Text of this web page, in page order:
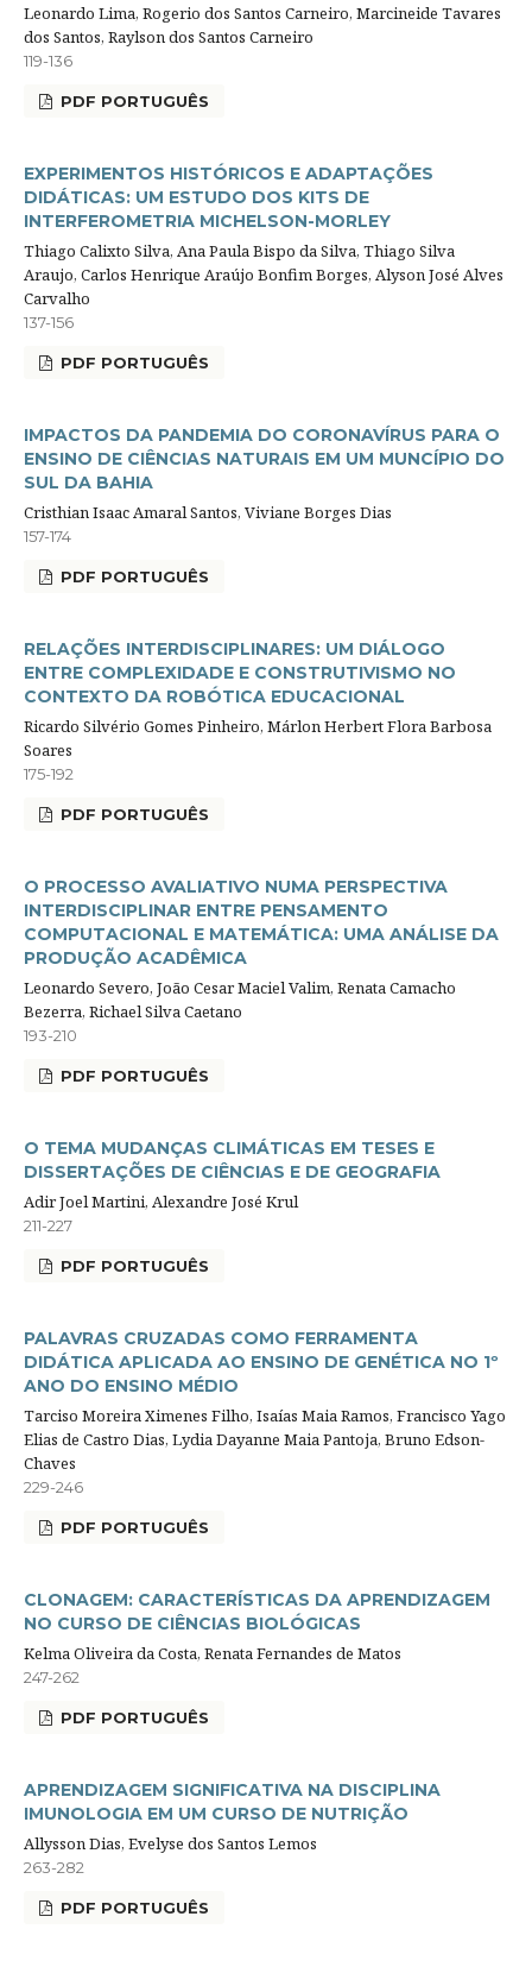
Leonardo Lima, Rogerio dos Santos Carneiro, Marcineide Tavares
dos Santos, Raylson dos Santos Carneiro
119-136
PDF PORTUGUÊS
EXPERIMENTOS HISTÓRICOS E ADAPTAÇÕES
DIDÁTICAS: UM ESTUDO DOS KITS DE
INTERFEROMETRIA MICHELSON-MORLEY
Thiago Calixto Silva, Ana Paula Bispo da Silva, Thiago Silva
Araujo, Carlos Henrique Araújo Bonfim Borges, Alyson José Alves
Carvalho
137-156
PDF PORTUGUÊS
IMPACTOS DA PANDEMIA DO CORONAVÍRUS PARA O
ENSINO DE CIÊNCIAS NATURAIS EM UM MUNCÍPIO DO
SUL DA BAHIA
Cristhian Isaac Amaral Santos, Viviane Borges Dias
157-174
PDF PORTUGUÊS
RELAÇÕES INTERDISCIPLINARES: UM DIÁLOGO
ENTRE COMPLEXIDADE E CONSTRUTIVISMO NO
CONTEXTO DA ROBÓTICA EDUCACIONAL
Ricardo Silvério Gomes Pinheiro, Márlon Herbert Flora Barbosa
Soares
175-192
PDF PORTUGUÊS
O PROCESSO AVALIATIVO NUMA PERSPECTIVA
INTERDISCIPLINAR ENTRE PENSAMENTO
COMPUTACIONAL E MATEMÁTICA: UMA ANÁLISE DA
PRODUÇÃO ACADÊMICA
Leonardo Severo, João Cesar Maciel Valim, Renata Camacho
Bezerra, Richael Silva Caetano
193-210
PDF PORTUGUÊS
O TEMA MUDANÇAS CLIMÁTICAS EM TESES E
DISSERTAÇÕES DE CIÊNCIAS E DE GEOGRAFIA
Adir Joel Martini, Alexandre José Krul
211-227
PDF PORTUGUÊS
PALAVRAS CRUZADAS COMO FERRAMENTA
DIDÁTICA APLICADA AO ENSINO DE GENÉTICA NO 1º
ANO DO ENSINO MÉDIO
Tarciso Moreira Ximenes Filho, Isaías Maia Ramos, Francisco Yago
Elias de Castro Dias, Lydia Dayanne Maia Pantoja, Bruno Edson-
Chaves
229-246
PDF PORTUGUÊS
CLONAGEM: CARACTERÍSTICAS DA APRENDIZAGEM
NO CURSO DE CIÊNCIAS BIOLÓGICAS
Kelma Oliveira da Costa, Renata Fernandes de Matos
247-262
PDF PORTUGUÊS
APRENDIZAGEM SIGNIFICATIVA NA DISCIPLINA
IMUNOLOGIA EM UM CURSO DE NUTRIÇÃO
Allysson Dias, Evelyse dos Santos Lemos
263-282
PDF PORTUGUÊS